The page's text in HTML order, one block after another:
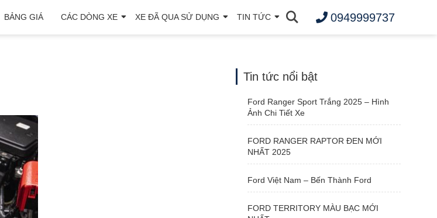
BẢNG GIÁ CÁC DÒNG XE XE ĐÃ QUA SỬ DỤNG TIN TỨC 0949999737
Tin tức nổi bật
Ford Ranger Sport Trắng 2025 – Hình
Ảnh Chi Tiết Xe
FORD RANGER RAPTOR ĐEN MỚI
NHẤT 2025
Ford Việt Nam – Bến Thành Ford
FORD TERRITORY MÀU BẠC MỚI